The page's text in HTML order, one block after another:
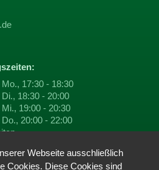
Mo., 17:30 - 18:30
Di., 18:30 - 20:00
Mi., 19:00 - 20:30
Do., 20:00 - 22:00
Webseite ausschließlich
Cookies. Diese Cookies sind